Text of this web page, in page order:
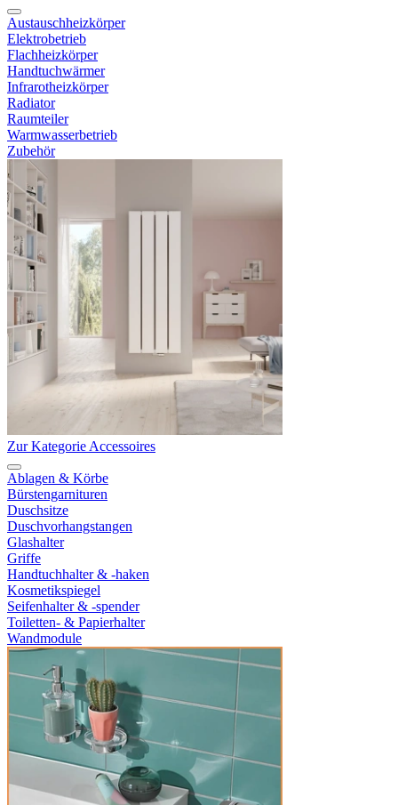
Austauschheizkörper
Elektrobetrieb
Flachheizkörper
Handtuchwärmer
Infrarotheizkörper
Radiator
Raumteiler
Warmwasserbetrieb
Zubehör
Zur Kategorie Accessoires
Ablagen & Körbe
Bürstengarnituren
Duschsitze
Duschvorhangstangen
Glashalter
Griffe
Handtuchhalter & -haken
Kosmetikspiegel
Seifenhalter & -spender
Toiletten- & Papierhalter
Wandmodule